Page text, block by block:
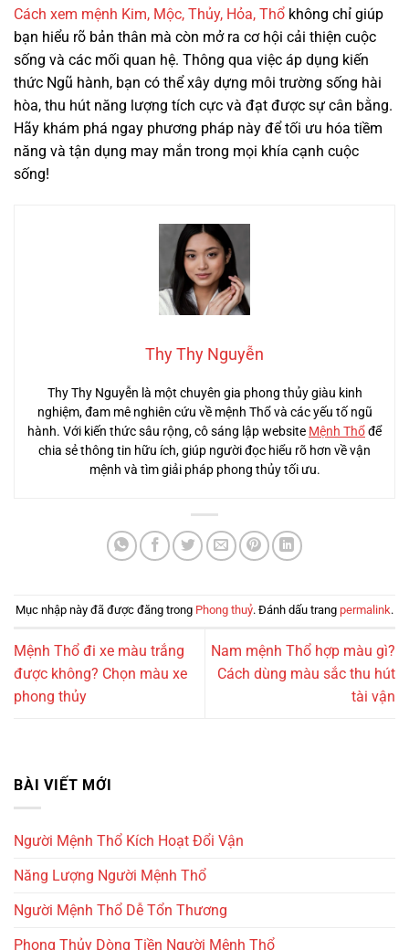
Cách xem mệnh Kim, Mộc, Thủy, Hỏa, Thổ không chỉ giúp
bạn hiểu rõ bản thân mà còn mở ra cơ hội cải thiện cuộc
sống và các mối quan hệ. Thông qua việc áp dụng kiến
thức Ngũ hành, bạn có thể xây dựng môi trường sống hài
hòa, thu hút năng lượng tích cực và đạt được sự cân bằng.
Hãy khám phá ngay phương pháp này để tối ưu hóa tiềm
năng và tận dụng may mắn trong mọi khía cạnh cuộc
sống!
Thy Thy Nguyễn
Thy Thy Nguyễn là một chuyên gia phong thủy giàu kinh
nghiệm, đam mê nghiên cứu về mệnh Thổ và các yếu tố ngũ
hành. Với kiến thức sâu rộng, cô sáng lập website Mệnh Thổđể
chia sẻ thông tin hữu ích, giúp người đọc hiểu rõ hơn về vận
mệnh và tìm giải pháp phong thủy tối ưu.
Mục nhập này đã được đăng trong Phong thuỷ. Đánh dấu trang permalink.
Mệnh Thổ đi xe màu trắng
được không? Chọn màu xe
phong thủy
Nam mệnh Thổ hợp màu gì?
Cách dùng màu sắc thu hút
tài vận
BÀI VIẾT MỚI
Người Mệnh Thổ Kích Hoạt Đổi Vận
Năng Lượng Người Mệnh Thổ
Người Mệnh Thổ Dễ Tổn Thương
Phong Thủy Dòng Tiền Người Mệnh Thổ